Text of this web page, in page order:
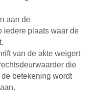
aan de
iedere plaats waar de
van de akte weigert
die
betekening wordt